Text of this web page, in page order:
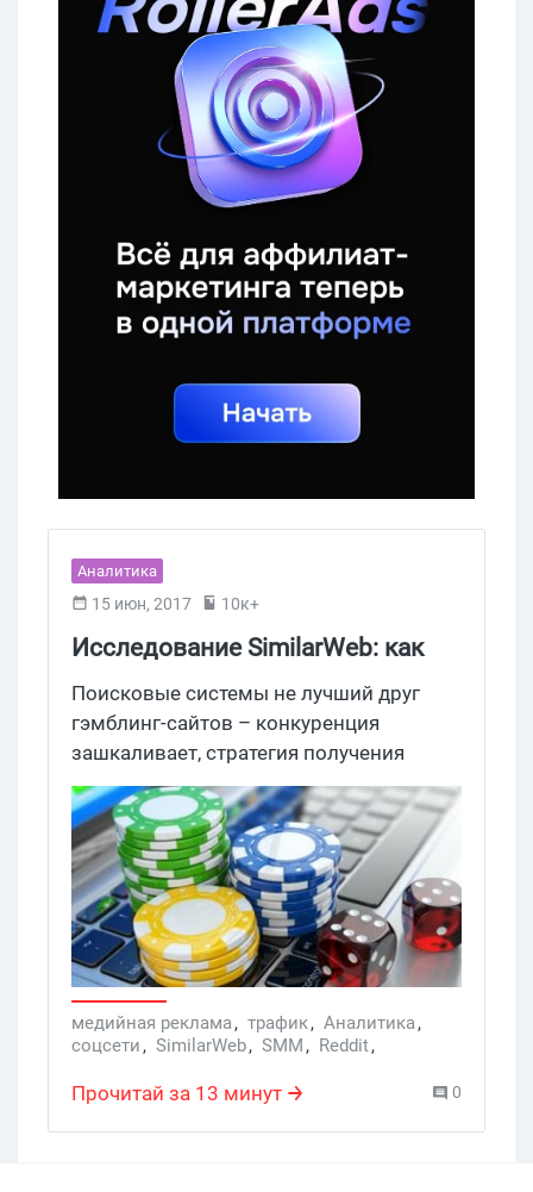
Аналитика
15 июн, 2017 10к+
Исследование SimilarWeb: как
стать лидером в онлайн-
гэмблинге
Поисковые системы не лучший друг
гэмблинг-сайтов – конкуренция
зашкаливает, стратегия получения
ссылок серовата, ну, и конечно, они не
особо привыкли развлекать народ в
социальных сетях и заниматься
контент-маркетингом, который все так
любят. Действительно, зачем
оптимизироваться под эти самые
«правильные» источники трафика, если
тебя просто не интересует, откуда идет
траф: главное, что он приносит деньги.
А, если что, партнеры помогут.
медийная реклама, трафик, Аналитика,
соцсети, SimilarWeb, SMM, Reddit,
онлайн игры, PornHub,YouPorn
Прочитай за 13 минут 0